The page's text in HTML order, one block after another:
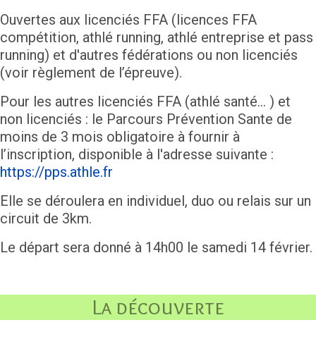
Ouvertes aux licenciés FFA (licences FFA
compétition, athlé running, athlé entreprise et pass
running) et d'autres fédérations ou non licenciés
(voir règlement de l’épreuve).
Pour les autres licenciés FFA (athlé santé… ) et
non licenciés : le Parcours Prévention Sante de
moins de 3 mois obligatoire à fournir à
l’inscription, disponible à l'adresse suivante :
https://pps.athle.fr
Elle se déroulera en individuel, duo ou relais sur un
circuit de 3km.
Le départ sera donné à 14h00 le samedi 14 février.
La découverte